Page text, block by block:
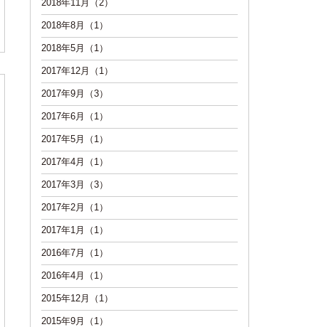
2018年11月（2）
2018年8月（1）
2018年5月（1）
2017年12月（1）
2017年9月（3）
2017年6月（1）
2017年5月（1）
2017年4月（1）
2017年3月（3）
2017年2月（1）
2017年1月（1）
2016年7月（1）
2016年4月（1）
2015年12月（1）
2015年9月（1）